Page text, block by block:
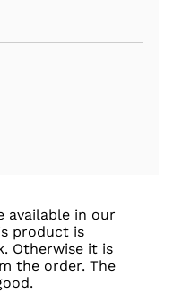
available in our
product is
Otherwise it is
the order. The